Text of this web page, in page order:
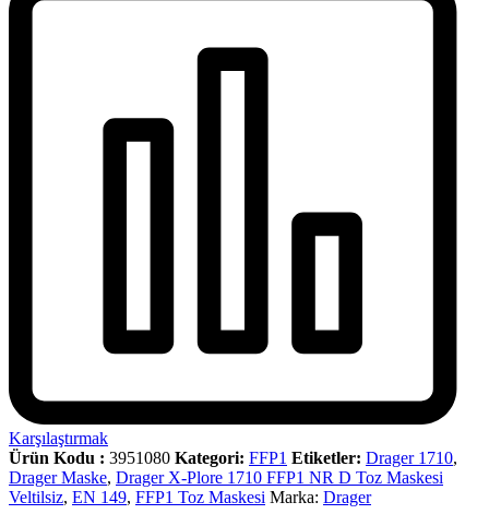
Karşılaştırmak
Ürün Kodu : 3951080 Kategori: FFP1 Etiketler: Drager 1710,
Drager Maske, Drager X-Plore 1710 FFP1 NR D Toz Maskesi
Veltilsiz, EN 149, FFP1 Toz Maskesi Marka: Drager